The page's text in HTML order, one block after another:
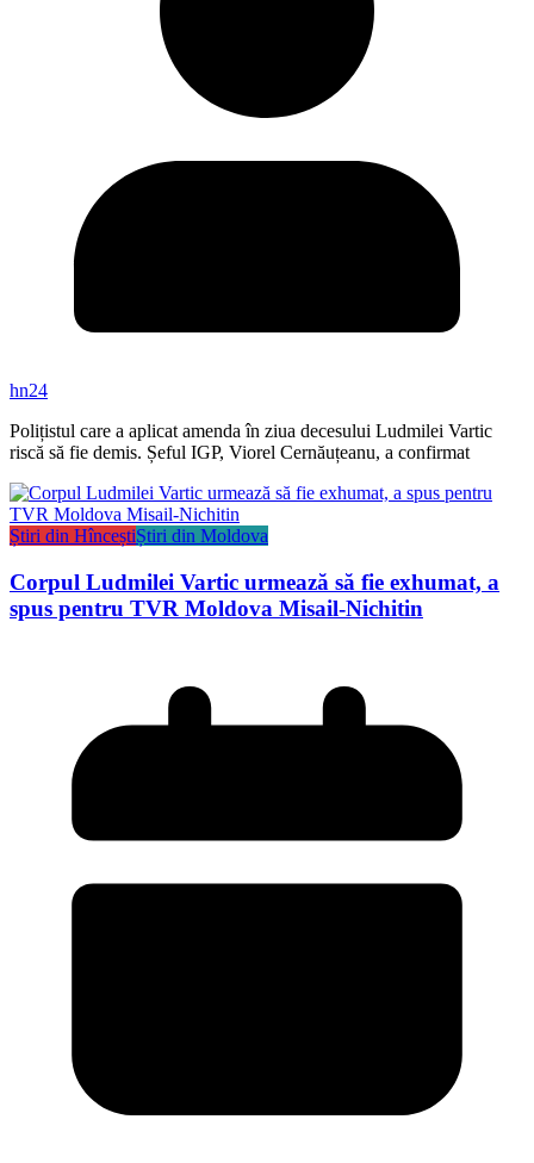
hn24
Polițistul care a aplicat amenda în ziua decesului Ludmilei Vartic
riscă să fie demis. Șeful IGP, Viorel Cernăuțeanu, a confirmat
Știri din HînceștiȘtiri din Moldova
Corpul Ludmilei Vartic urmează să fie exhumat, a
spus pentru TVR Moldova Misail-Nichitin